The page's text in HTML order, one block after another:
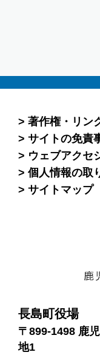
著作権・リン
サイトの免責
ウェブアクセ
個人情報の取
サイトマップ
長島町役場
〒899-1498 鹿
地1